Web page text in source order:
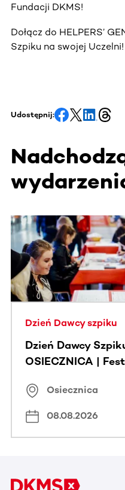
Fundacji DKMS!
Dołącz do HELPERS’
Szpiku na swojej Uczelni!
Udostępnij:
Ta sekcja zawiera treści
Dzień Dawcy szpiku
Dzień Dawcy
OSIECZNICA |
Osiecznica
08.08.2026